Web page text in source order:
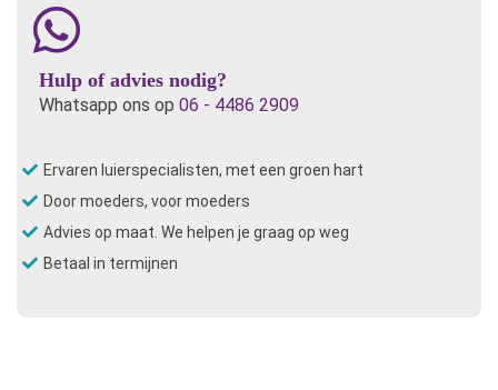
aantal
Hulp of advies nodig?
Whatsapp ons op 06 - 4486 2909
Ervaren luierspecialisten, met een groen hart
Door moeders, voor moeders
Advies op maat. We helpen je graag op weg
Betaal in termijnen